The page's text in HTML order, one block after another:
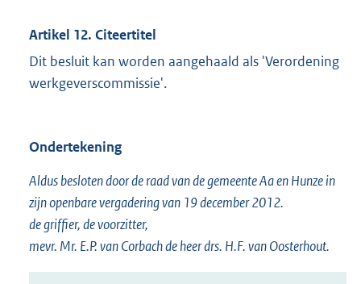
Artikel 12. Citeertitel
Dit besluit kan worden aangehaald als 'Verordening
werkgeverscommissie'.
Ondertekening
Aldus besloten door de raad van de gemeente Aa en Hunze in
zijn openbare vergadering van 19 december 2012.
de griffier, de voorzitter,
mevr. Mr. E.P. van Corbach de heer drs. H.F. van Oosterhout.